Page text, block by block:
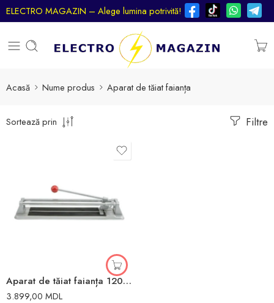
ELECTRO MAGAZIN – Alege lumina potrivită!
Acasă Nume produs Aparat de tăiat faianța
Filtre
Sortează prin
Aparat de tăiat faianța 1200mm Vihri
3.899,00 MDL